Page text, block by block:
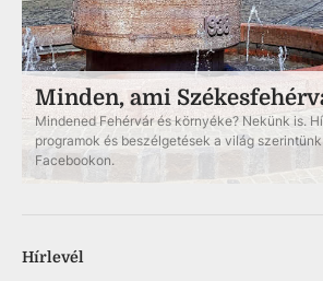
Minden, ami
Mindened Fehérvár és környéke? Nekünk is.
programok és beszélgetések a világ
Facebookon.
Hírlevél